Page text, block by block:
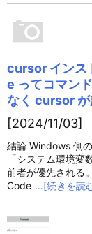
cursor インス
e ってコマン
なく cursor が
[2024/11/03]
結論 Windows 側
「システム環境変
前者が優先される
Code …[続きを読